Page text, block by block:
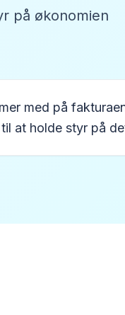
på økonomien
med på
at holde styr på